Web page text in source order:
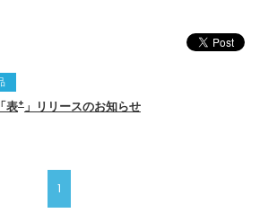
表+」リリースのお知らせ
1